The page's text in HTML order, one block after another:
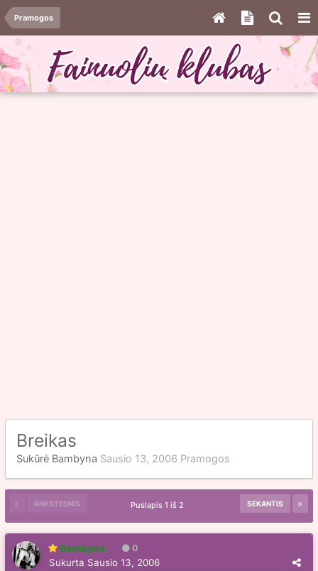
Pramogos
Breikas
Sukūrė Bambyna Sausio 13, 2006 Pramogos
ANKSTESNIS SEKANTIS
Puslapis 1 iš 2
Bambyna 0
Sukurta Sausio 13, 2006